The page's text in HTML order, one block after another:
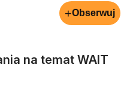
+Obserwuj
na temat WAIT